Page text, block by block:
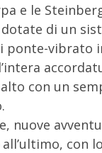
e le
di un
ponte-vibrato
con un
nuove
con